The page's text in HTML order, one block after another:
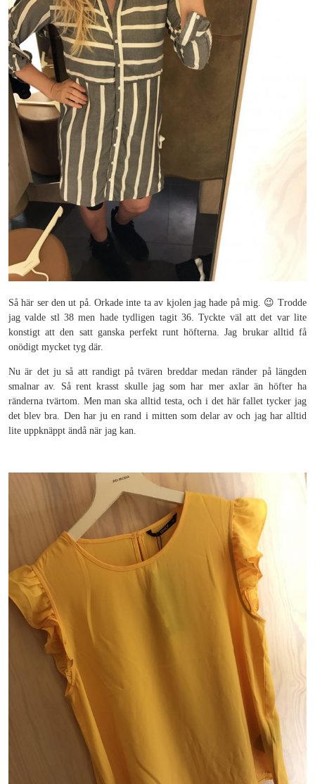
Så här ser den ut på. Orkade inte ta av kjolen jag hade på mig. 😉 Trodde
jag valde stl 38 men hade tydligen tagit 36. Tyckte väl att det var lite
konstigt att den satt ganska perfekt runt höfterna. Jag brukar alltid få
onödigt mycket tyg där.
Nu är det ju så att randigt på tvären breddar medan ränder på längden
smalnar av. Så rent krasst skulle jag som har mer axlar än höfter ha
ränderna tvärtom. Men man ska alltid testa, och i det här fallet tycker jag
det blev bra. Den har ju en rand i mitten som delar av och jag har alltid
lite uppknäppt ändå när jag kan.